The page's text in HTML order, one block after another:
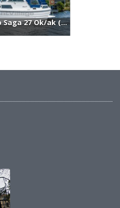
Saga Boats (no Saga 27 Ok/ak (1996)